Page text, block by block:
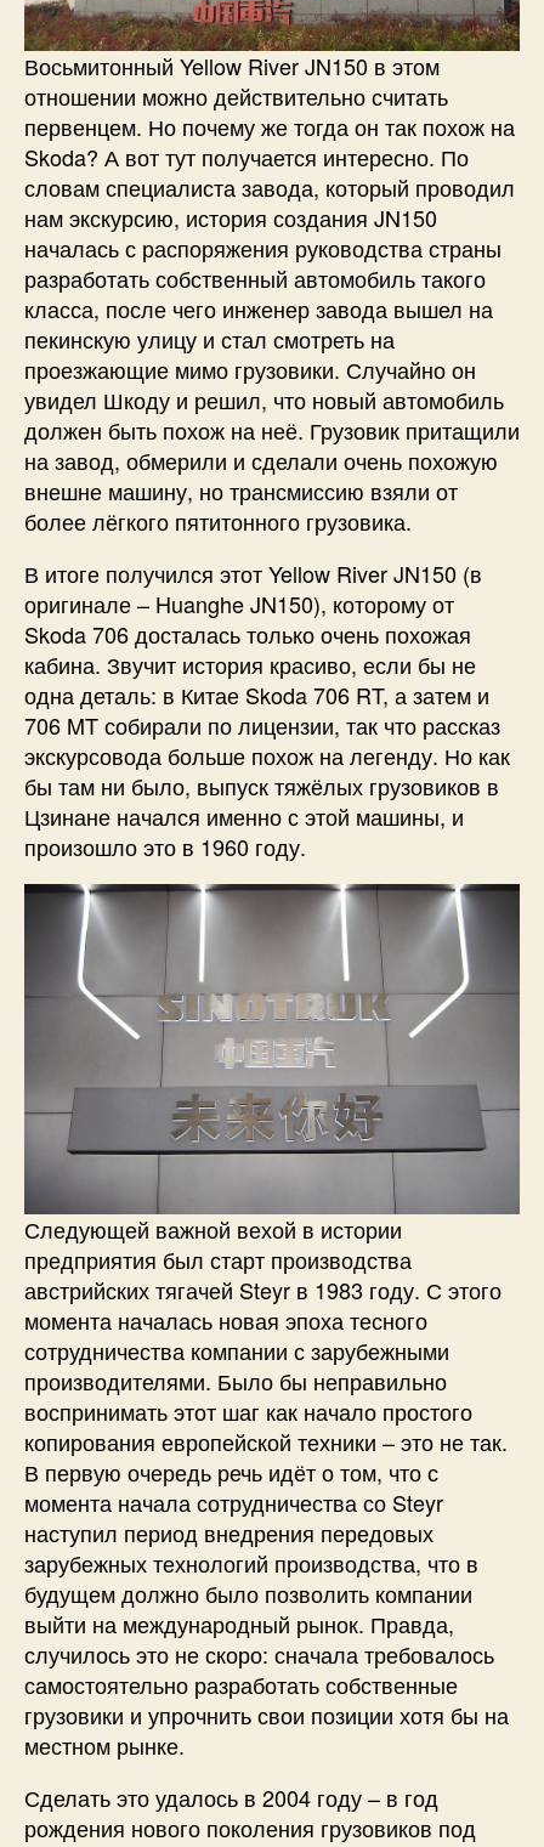
Восьмитонный Yellow River JN150 в этом
отношении можно действительно считать
первенцем. Но почему же тогда он так похож на
Skoda? А вот тут получается интересно. По
словам специалиста завода, который проводил
нам экскурсию, история создания JN150
началась с распоряжения руководства страны
разработать собственный автомобиль такого
класса, после чего инженер завода вышел на
пекинскую улицу и стал смотреть на
проезжающие мимо грузовики. Случайно он
увидел Шкоду и решил, что новый автомобиль
должен быть похож на неё. Грузовик притащили
на завод, обмерили и сделали очень похожую
внешне машину, но трансмиссию взяли от
более лёгкого пятитонного грузовика.
В итоге получился этот Yellow River JN150 (в
оригинале – Huanghe JN150), которому от
Skoda 706 досталась только очень похожая
кабина. Звучит история красиво, если бы не
одна деталь: в Китае Skoda 706 RT, а затем и
706 MT собирали по лицензии, так что рассказ
экскурсовода больше похож на легенду. Но как
бы там ни было, выпуск тяжёлых грузовиков в
Цзинане начался именно с этой машины, и
произошло это в 1960 году.
Следующей важной вехой в истории
предприятия был старт производства
австрийских тягачей Steyr в 1983 году. С этого
момента началась новая эпоха тесного
сотрудничества компании с зарубежными
производителями. Было бы неправильно
воспринимать этот шаг как начало простого
копирования европейской техники – это не так.
В первую очередь речь идёт о том, что с
момента начала сотрудничества со Steyr
наступил период внедрения передовых
зарубежных технологий производства, что в
будущем должно было позволить компании
выйти на международный рынок. Правда,
случилось это не скоро: сначала требовалось
самостоятельно разработать собственные
грузовики и упрочнить свои позиции хотя бы на
местном рынке.
Сделать это удалось в 2004 году – в год
рождения нового поколения грузовиков под